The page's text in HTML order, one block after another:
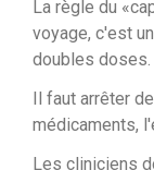
La règle du
voyage, c'est
doubles doses.
Il faut arrêter
médicaments,
Les cliniciens